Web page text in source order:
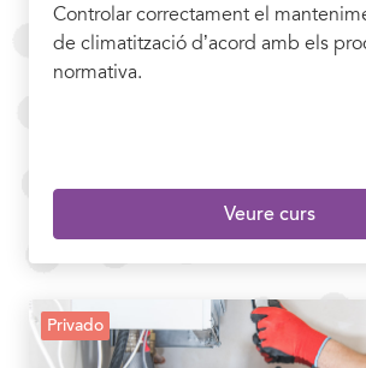
Controlar correctament el
de climatització d’acord amb els
normativa.
Veure curs
Privado